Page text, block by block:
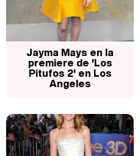
Jayma Mays en la
premiere de 'Los
Pitufos 2' en Los
Angeles